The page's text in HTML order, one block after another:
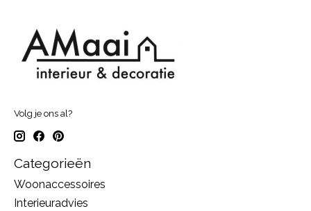
Volg je ons al?
Categorieën
Woonaccessoires
Interieuradvies